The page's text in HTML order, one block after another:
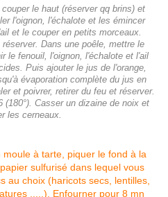
le haut (réserver qq brins) et
l'oignon, l'échalote et les émincer
et le couper en petits morceaux.
Dans une poêle, mettre le
le fenouil, l'oignon, l'échalote et l'ail
Puis ajouter le jus de l'orange,
évaporation complète du jus en
et poivrer, retirer du feu et réserver.
(180°). Casser un dizaine de noix et
les cerneaux.